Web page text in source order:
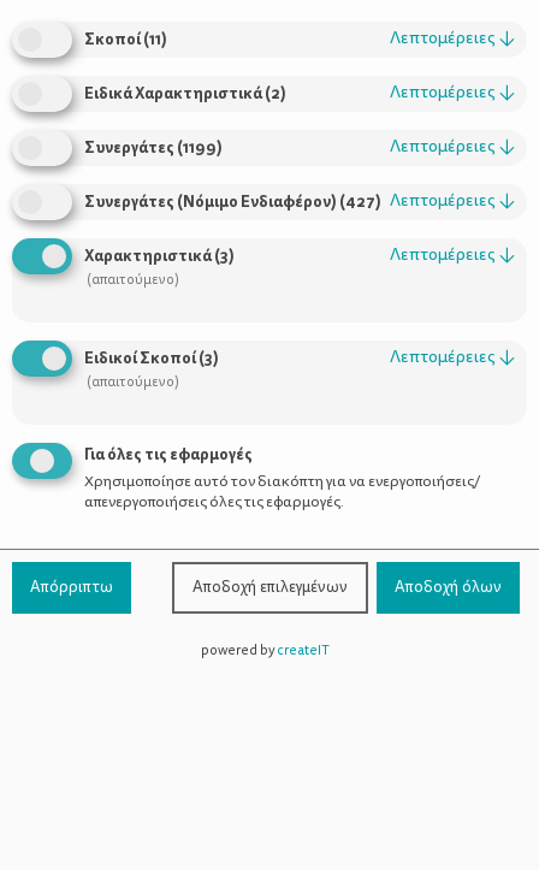
Χρήσιμοι Σύνδεσμοι
Προϊόντα
Επικοινωνία
800-1199-800(από σταθερό,
χωρίς χρέωση)
Σκοποί(11) Λεπτομέρειες ↓
Ειδικά Χαρακτηριστικά(2) Λεπτομέρειες ↓
Συνεργάτες (1199) Λεπτομέρειες ↓
Συνεργάτες (Νόμιμο Ενδιαφέρον) (427) Λεπτομέρειες ↓
Χαρακτηριστικά(3)
(απαιτούμενο)
Λεπτομέρειες ↓
Ειδικοί Σκοποί(3)
(απαιτούμενο)
Λεπτομέρειες ↓
Για όλες τις εφαρμογές
Χρησιμοποίησε αυτό τον διακόπτη για να ενεργοποιήσεις/
απενεργοποιήσεις όλες τις εφαρμογές.
Απόρριπτω Αποδοχή επιλεγμένων Αποδοχή όλων
powered bycreateIT